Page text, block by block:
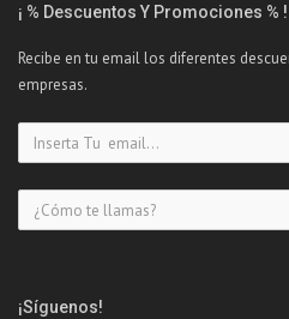
¡ % Descuentos Y Promociones % !
Recibe en tu email los diferentes
empresas.
¡Síguenos!